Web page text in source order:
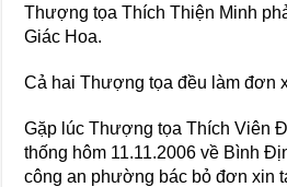
Thượng tọa Thích Thiện Minh
Giác Hoa.
Cả hai Thượng tọa đều làm đơn
Gặp lúc Thượng tọa Thích Viên
thống hôm 11.11.2006 về Bình
công an phường bác bỏ đơn xin